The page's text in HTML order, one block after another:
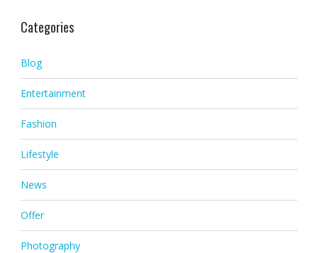
Categories
Blog
Entertainment
Fashion
Lifestyle
News
Offer
Photography